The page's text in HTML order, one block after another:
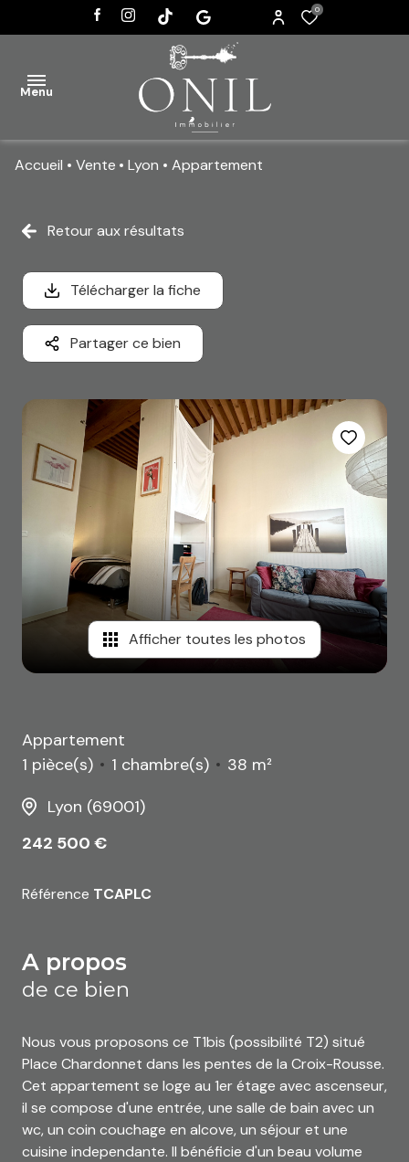
0
Menu
VENTES
ACTUALITÉS
CONTACT
Accueil Vente Lyon Appartement
Retour aux résultats
Télécharger la fiche
Partager ce bien
Afficher toutes les photos
Appartement
1 pièce(s)
1 chambre(s)
38 m²
Lyon (69001)
242 500 €
Référence TCAPLC
a propos
de ce bien
Nous vous proposons ce T1bis (possibilité T2) situé
Place Chardonnet dans les pentes de la Croix-Rousse.
Cet appartement se loge au 1er étage avec ascenseur,
il se compose d'une entrée, une salle de bain avec un
wc, un coin couchage en alcove, un séjour et une
cuisine independante. Il bénéficie d'un beau volume